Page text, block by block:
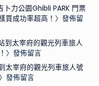
卜力公園Ghibli PARK 門票
買成功率超高！ 〉發佈留
到太宰府的觀光列車旅人
〉發佈留言
太宰府的觀光列車旅人號
〉發佈留言